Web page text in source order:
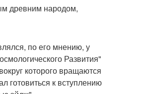
древним народом,
по его мнению, у
Развития"
которого вращаются
готовиться к вступлению